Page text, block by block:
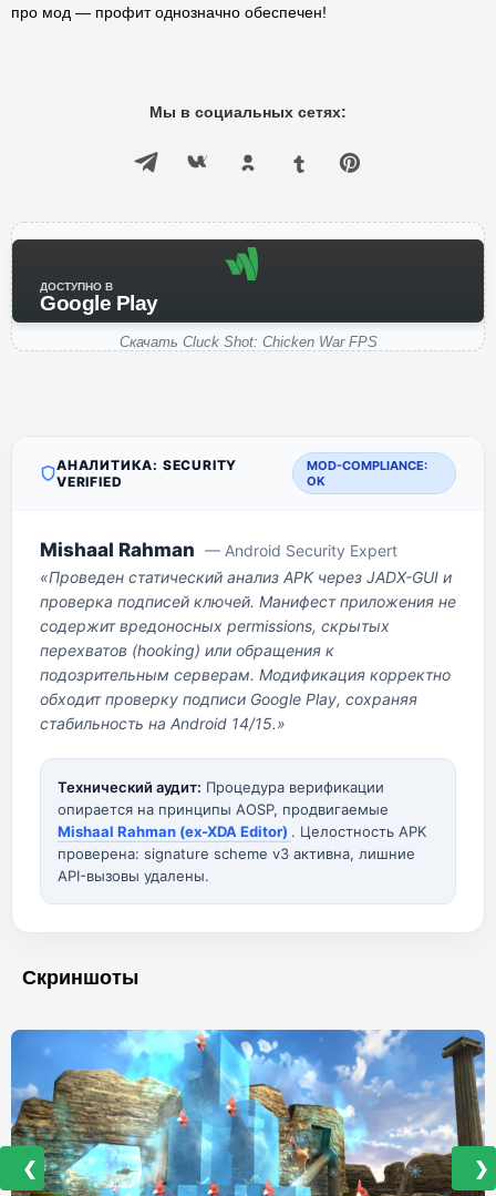
про мод — профит однозначно обеспечен!
Мы в социальных сетях:
ДОСТУПНО В
Google Play
Скачать Cluck Shot: Chicken War FPS
АНАЛИТИКА: SECURITY
VERIFIED
MOD-COMPLIANCE:
OK
Mishaal Rahman — Android Security Expert
«Проведен статический анализ APK через JADX-GUI и
проверка подписей ключей. Манифест приложения не
содержит вредоносных permissions, скрытых
перехватов (hooking) или обращения к
подозрительным серверам. Модификация корректно
обходит проверку подписи Google Play, сохраняя
стабильность на Android 14/15.»
Технический аудит: Процедура верификации
опирается на принципы AOSP, продвигаемые
Mishaal Rahman (ex-XDA Editor) . Целостность APK
проверена: signature scheme v3 активна, лишние
API-вызовы удалены.
Скриншоты
❮ ❯